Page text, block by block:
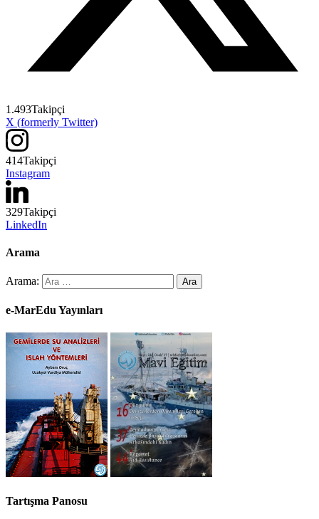
1.493Takipçi
X (formerly Twitter)
414Takipçi
Instagram
329Takipçi
LinkedIn
Arama
Arama:
e-MarEdu Yayınları
Tartışma Panosu